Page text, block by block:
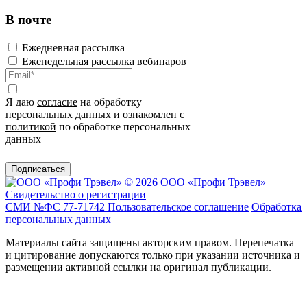
В почте
Ежедневная рассылка
Еженедельная рассылка вебинаров
Я даю согласие на обработку
персональных данных и ознакомлен с
политикой по обработке персональных
данных
Подписаться
© 2026 ООО «Профи Трэвeл»
Свидетельство о регистрации
СМИ №ФС 77-71742 Пользовательское соглашение Обработка
персональных данных
Материалы сайта защищены авторским правом. Перепечатка
и цитирование допускаются только при указании источника и
размещении активной ссылки на оригинал публикации.